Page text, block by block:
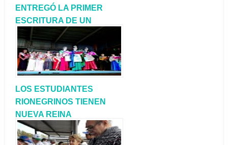
ENTREGÓ LA PRIMER
ESCRITURA DE UN
TERRENO A VECINOS DE
ALLEN
LOS ESTUDIANTES
RIONEGRINOS TIENEN
NUEVA REINA